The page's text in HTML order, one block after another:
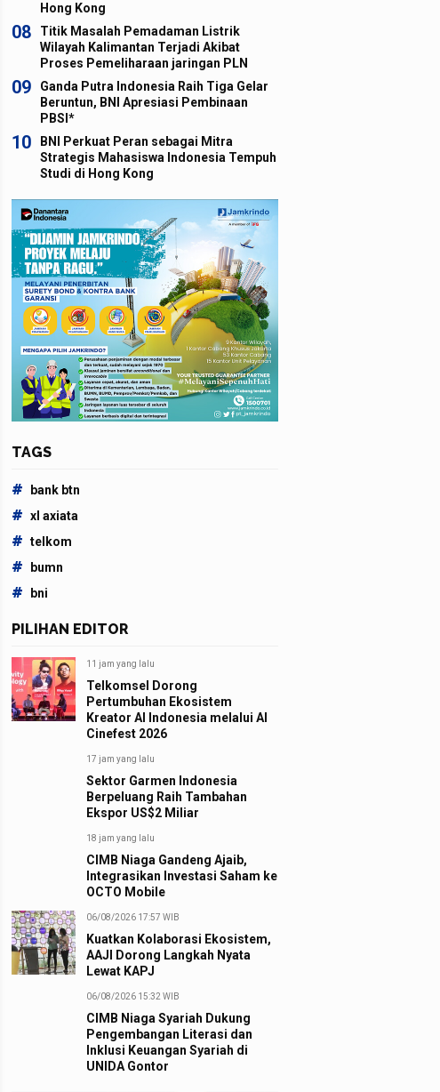
Hong Kong
08
Titik Masalah Pemadaman Listrik
Wilayah Kalimantan Terjadi Akibat
Proses Pemeliharaan jaringan PLN
09
Ganda Putra Indonesia Raih Tiga Gelar
Beruntun, BNI Apresiasi Pembinaan
PBSI*
10
BNI Perkuat Peran sebagai Mitra
Strategis Mahasiswa Indonesia Tempuh
Studi di Hong Kong
TAGS
# bank btn
# xl axiata
# telkom
# bumn
# bni
PILIHAN EDITOR
11 jam yang lalu
Telkomsel Dorong
Pertumbuhan Ekosistem
Kreator AI Indonesia melalui AI
Cinefest 2026
17 jam yang lalu
Sektor Garmen Indonesia
Berpeluang Raih Tambahan
Ekspor US$2 Miliar
18 jam yang lalu
CIMB Niaga Gandeng Ajaib,
Integrasikan Investasi Saham ke
OCTO Mobile
06/08/2026 17:57 WIB
Kuatkan Kolaborasi Ekosistem,
AAJI Dorong Langkah Nyata
Lewat KAPJ
06/08/2026 15:32 WIB
CIMB Niaga Syariah Dukung
Pengembangan Literasi dan
Inklusi Keuangan Syariah di
UNIDA Gontor